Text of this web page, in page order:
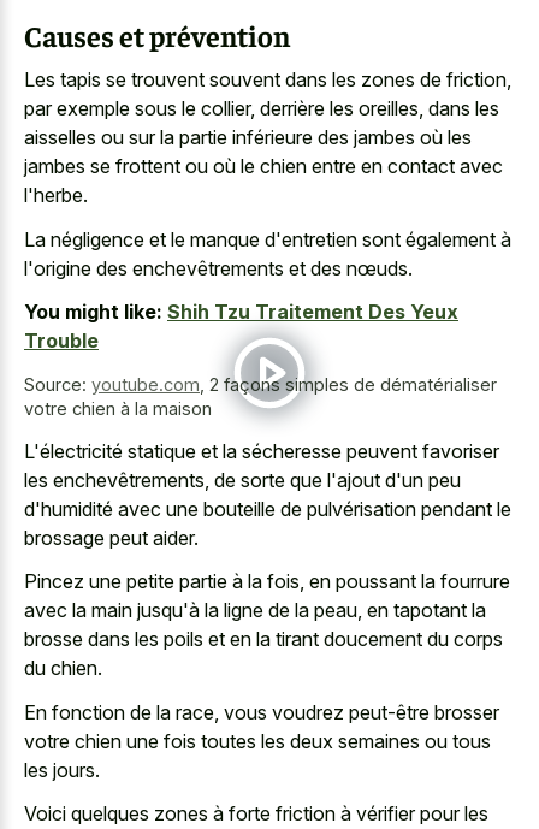
Causes et prévention
Les tapis se trouvent souvent dans les zones de friction,
par exemple sous le collier, derrière les oreilles, dans les
aisselles ou sur la partie inférieure des jambes où les
jambes se frottent ou où le chien entre en contact avec
l'herbe.
La négligence et le manque d'entretien sont également à
l'origine des enchevêtrements et des nœuds.
You might like: Shih Tzu Traitement Des Yeux
Trouble
Source: youtube.com 2 façons simples de dématérialiser
votre chien à la maison
L'électricité statique et la sécheresse peuvent favoriser
les enchevêtrements, de sorte que l'ajout d'un peu
d'humidité avec une bouteille de pulvérisation pendant le
brossage peut aider.
Pincez une petite partie à la fois, en poussant la fourrure
avec la main jusqu'à la ligne de la peau, en tapotant la
brosse dans les poils et en la tirant doucement du corps
du chien.
En fonction de la race, vous voudrez peut-être brosser
votre chien une fois toutes les deux semaines ou tous
les jours.
Voici quelques zones à forte friction à vérifier pour les